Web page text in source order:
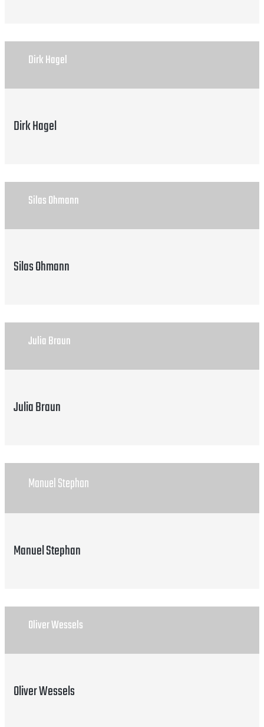
Dirk Hagel
Dirk Hagel
Silas Ohmann
Silas Ohmann
Julia Braun
Julia Braun
Manuel Stephan
Manuel Stephan
Oliver Wessels
Oliver Wessels